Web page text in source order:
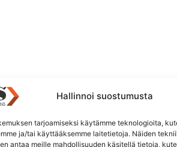
Hallinnoi suostumusta
tarjoamiseksi käytämme teknologioita,
ja/tai käyttääksemme laitetietoja. Näiden
antaa meille mahdollisuuden käsitellä tietoja,